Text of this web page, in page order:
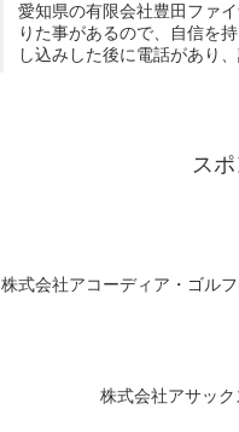
愛知県の有限会社豊田ファ
りた事があるので、自信を
し込みした後に電話があり
ス
株式会社アコーディア・ゴル
株式会社アサッ